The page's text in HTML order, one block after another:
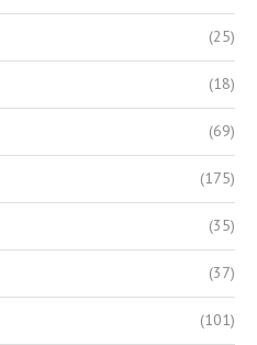
(25)
(18)
(69)
(175)
(35)
(37)
(101)